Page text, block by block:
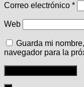
Correo electrónico *
Web
Guarda mi
navegador para la